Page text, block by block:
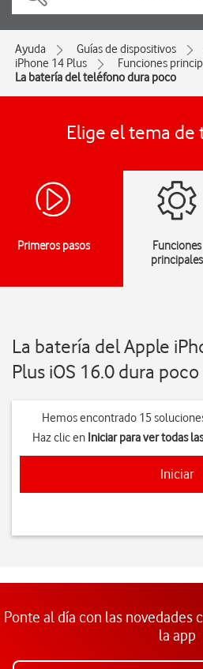
Ayuda Guías de dispositivos
iPhone 14 Plus
Funciones
La batería del teléfono dura poco
Elige el tema de
Primeros pasos
Funciones
principales
La batería del Apple
Plus iOS 16.0 dura poco
Hemos encontrado 15
Haz clic en Iniciarpara ver todas
Iniciar
Ponte al día con las novedades
la app